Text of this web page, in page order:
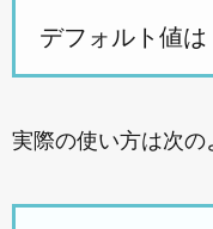
実際の使い方は次の